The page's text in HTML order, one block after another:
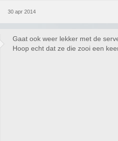
30 apr 2014
Gaat ook weer lekker met de
Hoop echt dat ze die zooi een